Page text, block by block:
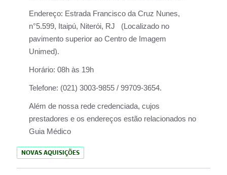
Endereço: Estrada Francisco da Cruz Nunes,
n°5.599, Itaipú, Niterói, RJ (Localizado no
pavimento superior ao Centro de Imagem
Unimed).
Horário: 08h às 19h
Telefone: (021) 3003-9855 / 99709-3654.
Além de nossa rede credenciada, cujos
prestadores e os endereços estão relacionados no
Guia Médico
NOVAS AQUISIÇÕES